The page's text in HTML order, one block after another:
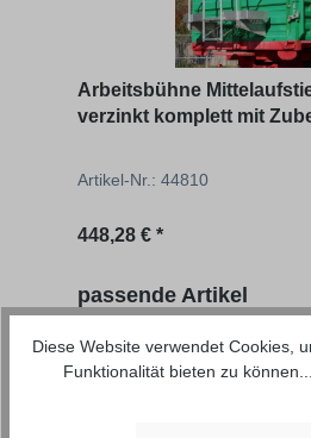
Arbeitsbühne
verzinkt komplett mit Zubehör, Geländer 1
Artikel-Nr.: 44810
Regulärer Preis:
448,28 € *
Produktgalerie überspringen
passende Artikel
Diese Website verwendet Cookies,
Funktionalität bieten zu können...